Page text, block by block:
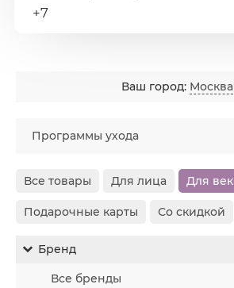
+7
Ваш город: Москва
Программы ухода
Все товары Для лица Для век
Подарочные карты Со скидкой
Бренд
Все бренды